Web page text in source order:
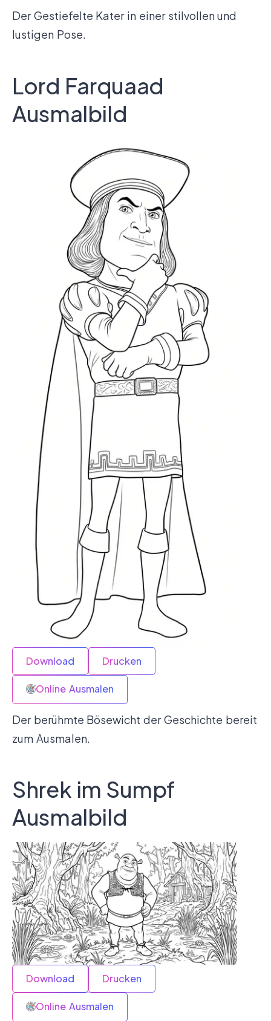
Der Gestiefelte Kater in einer stilvollen und
lustigen Pose.
Lord Farquaad
Ausmalbild
Download Drucken
Online Ausmalen
Der berühmte Bösewicht der Geschichte bereit
zum Ausmalen.
Shrek im Sumpf
Ausmalbild
Download Drucken
Online Ausmalen